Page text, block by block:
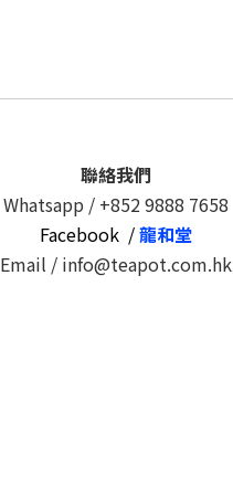
聯絡我們
Whatsapp / +852 9888 7658
Facebook /龍和堂
Email / info@teapot.com.hk